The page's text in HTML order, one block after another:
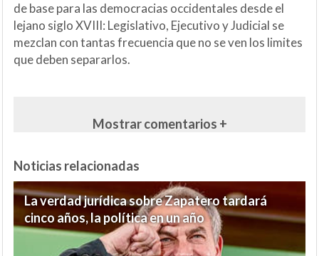
de base para las democracias occidentales desde el
lejano siglo XVIII: Legislativo, Ejecutivo y Judicial se
mezclan con tantas frecuencia que no se ven los limites
que deben separarlos.
Mostrar comentarios +
Noticias relacionadas
La verdad jurídica sobre Zapatero tardará
cinco años, la política en un año